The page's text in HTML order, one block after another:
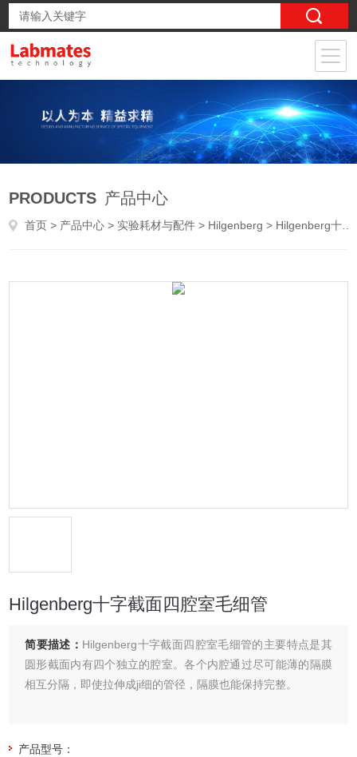
PRODUCTS 产品中心
首页 > 产品中心 > 实验耗材与配件 > Hilgenberg > Hilgenberg十字截面四腔室毛细管
Hilgenberg十字截面四腔室毛细管
简要描述： Hilgenberg十字截面四腔室毛细管的主要特点是其
圆形截面内有四个独立的腔室。各个内腔通过尽可能薄的隔膜
相互分隔，即使拉伸成ji细的管径，隔膜也能保持完整。
产品型号：